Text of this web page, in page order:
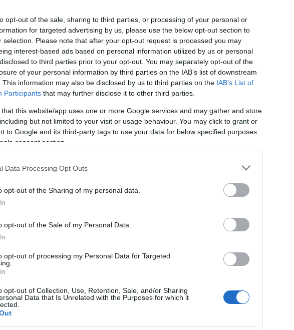
opt-out of the sale, sharing to third parties, or processing of your personal or
for targeted advertising by us, please use the below opt-out section to
selection. Please note that after your opt-out request is processed you may
interest-based ads based on personal information utilized by us or personal
to third parties prior to your opt-out. You may separately opt-out of the
of your personal information by third parties on the IAB’s list of downstream
This information may also be disclosed by us to third parties on the IAB’s List of
Participants that may further disclose it to other third parties.
that this website/app uses one or more Google services and may gather and store
but not limited to your visit or usage behaviour. You may click to grant or
to Google and its third-party tags to use your data for below specified purposes
consent section.
Data Processing Opt Outs
opt-out of the Sharing of my personal data.
opt-out of the Sale of my Personal Data.
opt-out of processing my Personal Data for Targeted
opt-out of Collection, Use, Retention, Sale, and/or Sharing
Data that Is Unrelated with the Purposes for which it
az adócsaló, maffiakörökkel kvaterkázó
Nacsa vita!)
Bősz Anettnek pedig üzenjük:
Mészáros és Kroó a Plebejus Polbeatben
médiaháborút, és a mai napig harcolni a 444-es
Polbeatben
mögött, kivel akartok ti kiegyezni? –